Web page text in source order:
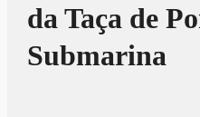
da Taça de
Submarina